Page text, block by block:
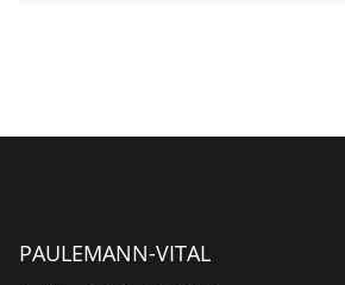
PAULEMANN-VITAL